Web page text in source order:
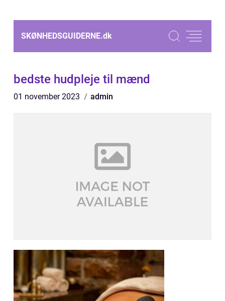
SKØNHEDSGUIDERNE.dk
bedste hudpleje til mænd
01 november 2023 admin